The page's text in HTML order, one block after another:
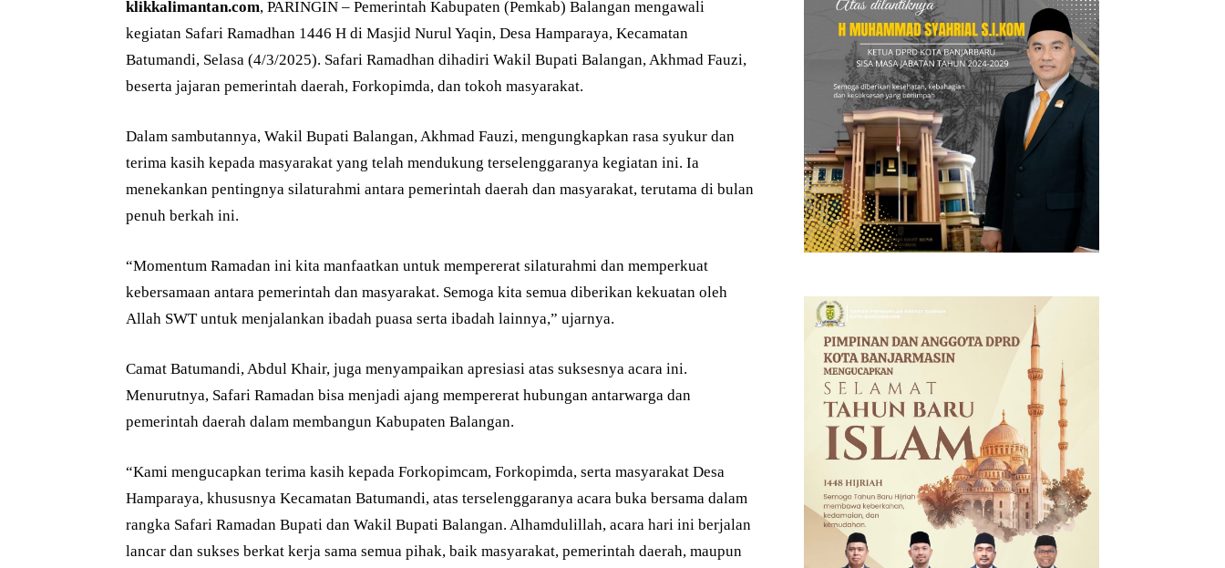
klikkalimantan.com, PARINGIN – Pemerintah Kabupaten (Pemkab) Balangan mengawali
kegiatan Safari Ramadhan 1446 H di Masjid Nurul Yaqin, Desa Hamparaya, Kecamatan
Batumandi, Selasa (4/3/2025). Safari Ramadhan dihadiri Wakil Bupati Balangan, Akhmad Fauzi,
beserta jajaran pemerintah daerah, Forkopimda, dan tokoh masyarakat.
Dalam sambutannya, Wakil Bupati Balangan, Akhmad Fauzi, mengungkapkan rasa syukur dan
terima kasih kepada masyarakat yang telah mendukung terselenggaranya kegiatan ini. Ia
menekankan pentingnya silaturahmi antara pemerintah daerah dan masyarakat, terutama di bulan
penuh berkah ini.
“Momentum Ramadan ini kita manfaatkan untuk mempererat silaturahmi dan memperkuat
kebersamaan antara pemerintah dan masyarakat. Semoga kita semua diberikan kekuatan oleh
Allah SWT untuk menjalankan ibadah puasa serta ibadah lainnya,” ujarnya.
Camat Batumandi, Abdul Khair, juga menyampaikan apresiasi atas suksesnya acara ini.
Menurutnya, Safari Ramadan bisa menjadi ajang mempererat hubungan antarwarga dan
pemerintah daerah dalam membangun Kabupaten Balangan.
“Kami mengucapkan terima kasih kepada Forkopimcam, Forkopimda, serta masyarakat Desa
Hamparaya, khususnya Kecamatan Batumandi, atas terselenggaranya acara buka bersama dalam
rangka Safari Ramadan Bupati dan Wakil Bupati Balangan. Alhamdulillah, acara hari ini berjalan
lancar dan sukses berkat kerja sama semua pihak, baik masyarakat, pemerintah daerah, maupun